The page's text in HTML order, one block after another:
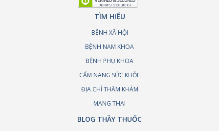
TÌM HIỂU
BỆNH XÃ HỘI
BỆNH NAM KHOA
BỆNH PHỤ KHOA
CẨM NANG SỨC KHỎE
ĐỊA CHỈ THĂM KHÁM
MANG THAI
BLOG THẦY THUỐC